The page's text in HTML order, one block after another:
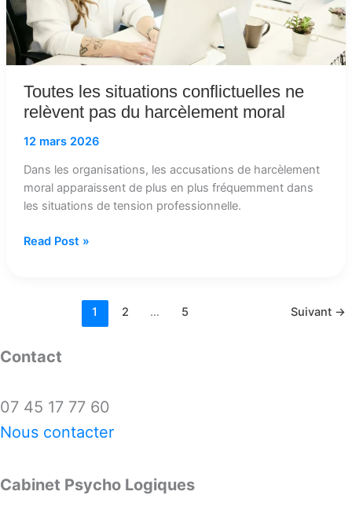
Toutes les situations conflictuelles ne
relèvent pas du harcèlement moral
12 mars 2026
Dans les organisations, les accusations de harcèlement
moral apparaissent de plus en plus fréquemment dans
les situations de tension professionnelle.
moral
Read Post »
1 2 … 5 Suivant →
Contact
07 45 17 77 60
Nous contacter
Cabinet Psycho Logiques